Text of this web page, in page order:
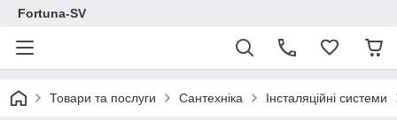
Fortuna-SV
Товари та послуги Сантехніка Інсталяційні системи